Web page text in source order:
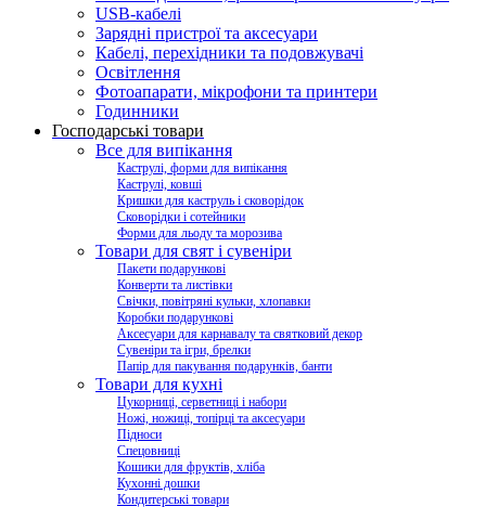
USB-кабелі
Зарядні пристрої та аксесуари
Кабелі, перехідники та подовжувачі
Освітлення
Фотоапарати, мікрофони та принтери
Годинники
Господарські товари
Все для випікання
Каструлі, форми для випікання
Каструлі, ковші
Кришки для каструль і сковорідок
Сковорідки і сотейники
Форми для льоду та морозива
Товари для свят і сувеніри
Пакети подарункові
Конверти та листівки
Свічки, повітряні кульки, хлопавки
Коробки подарункові
Аксесуари для карнавалу та святковий декор
Сувеніри та ігри, брелки
Папір для пакування подарунків, банти
Товари для кухні
Цукорниці, серветниці і набори
Ножі, ножиці, топірці та аксесуари
Підноси
Спецовниці
Кошики для фруктів, хліба
Кухонні дошки
Кондитерські товари